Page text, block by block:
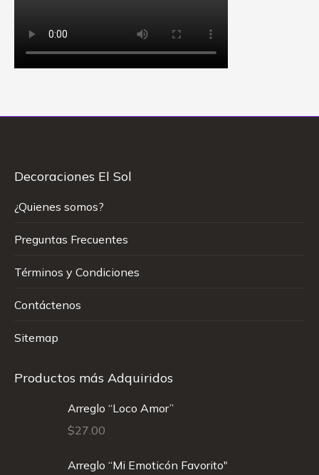
Decoraciones El Sol
¿Quienes somos?
Preguntas Frecuentes
Términos y Condiciones
Contáctenos
Sitemap
Productos más Adquiridos
Arreglo “Loco Amor”
$27.00
Arreglo “Mi Emoticón Favorito"